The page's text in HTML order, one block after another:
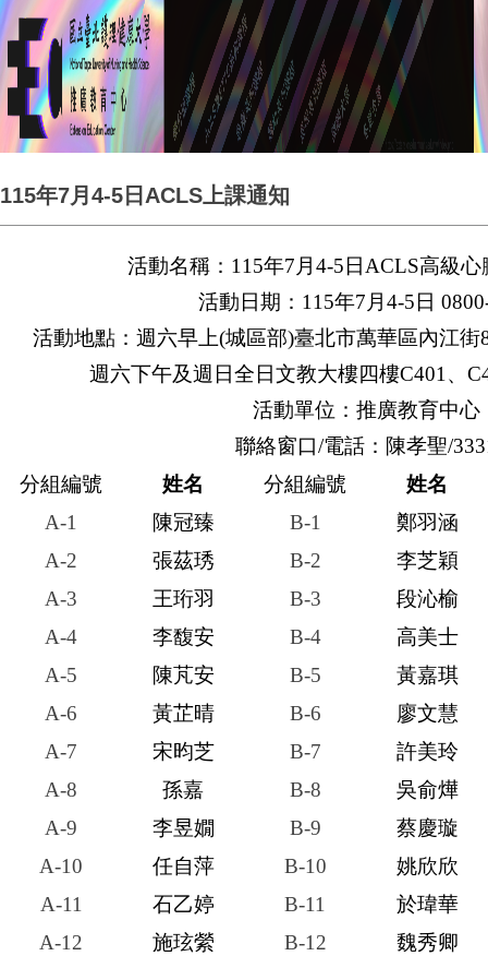
115年7月4-5日ACLS上課通知
活動名稱：115年7月4-5日ACLS高級
活動日期：115年7月4-5日
活動地點：週六早上(城區部)臺北市萬華區內江街
週六下午及週日全日文教大樓四樓C401、
活動單位：推廣教育中心
聯絡窗口/電話：陳孝聖/
分組編號
姓名 分組編號
姓名
A-1
陳冠臻 B-1
鄭羽涵
A-2
張茲琇 B-2
李芝穎
A-3
王珩羽 B-3
段沁榆
A-4
李馥安 B-4
高美士
A-5
陳芃安 B-5
黃嘉琪
A-6
黃芷晴 B-6
廖文慧
A-7
宋昀芝 B-7
許美玲
A-8
孫嘉 B-8
吳俞燁
A-9
李昱嫺 B-9
蔡慶璇
A-10
任自萍 B-10
姚欣欣
A-11
石乙婷 B-11
於瑋華
A-12
施玹縈 B-12
魏秀卿